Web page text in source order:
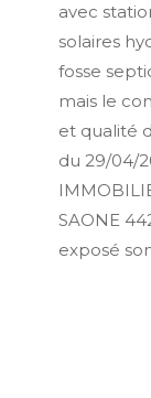
avec
solaires
fosse
mais le
et qualité
du 29/04/
SAONE
exposé